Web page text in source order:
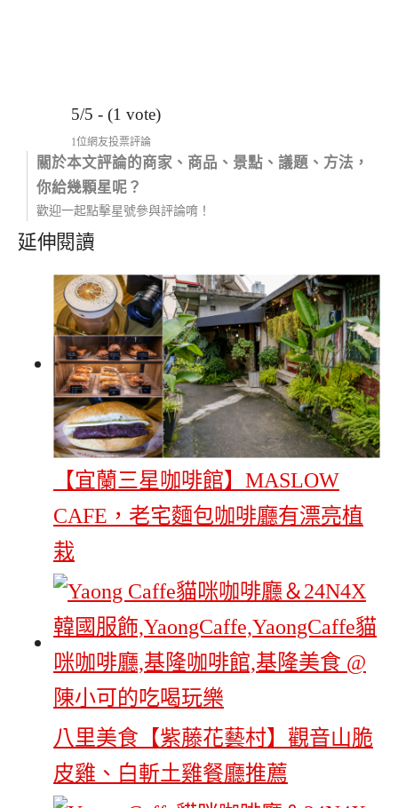
5/5 - (1 vote)
1位網友投票評論
關於本文評論的商家、商品、景點、議題、方法，
你給幾顆星呢？
歡迎一起點擊星號參與評論唷！
延伸閱讀
【宜蘭三星咖啡館】MASLOW
CAFE，老宅麵包咖啡廳有漂亮植
栽
八里美食【紫藤花藝村】觀音山脆
皮雞、白斬土雞餐廳推薦